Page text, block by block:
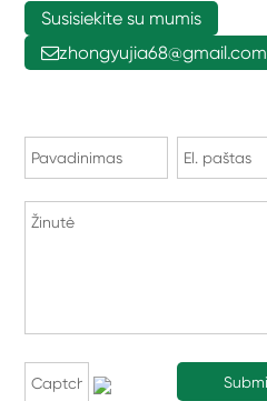
Susisiekite su mumis
zhongyujia68@gmail.com